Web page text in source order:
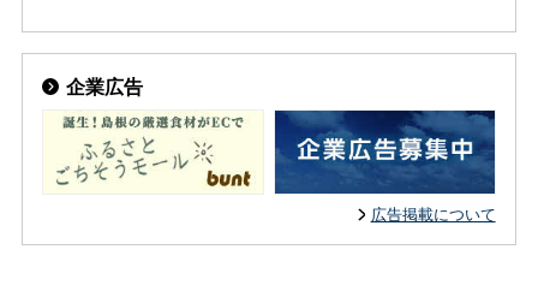
企業広告
広告掲載について